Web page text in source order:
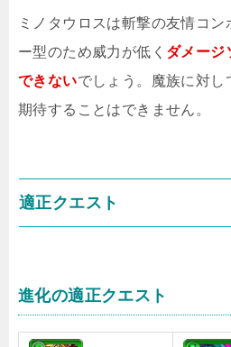
ミノタウロスは斬撃の友情コ
ー型のため威力が低く ダメージ
できないでしょう。魔族に対し
期待することはできません。
適正クエスト
進化の適正クエスト